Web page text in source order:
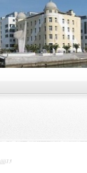
jjjj13